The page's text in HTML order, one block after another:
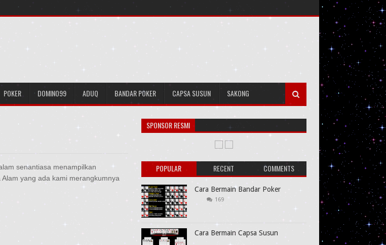
POKER DOMINO99 ADUQ BANDAR POKER CAPSA SUSUN SAKONG
senantiasa menampilkan
yang ada kami merangkumnya
SPONSOR RESMI
POPULAR RECENT COMMENTS
Cara Bermain Bandar Poker
169
Cara Bermain Capsa Susun